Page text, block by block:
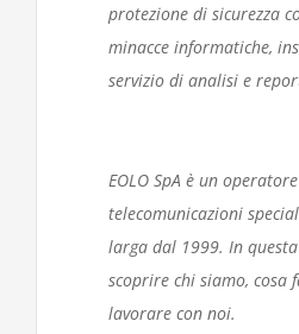
protezione di sicurezza
minacce informatiche,
servizio di analisi e
EOLO SpA è un
telecomunicazioni
larga dal 1999. In
scoprire chi siamo, cosa
lavorare con noi.